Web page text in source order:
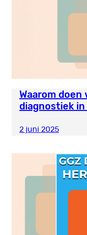
Waarom
diagnostiek in
2 juni 2025